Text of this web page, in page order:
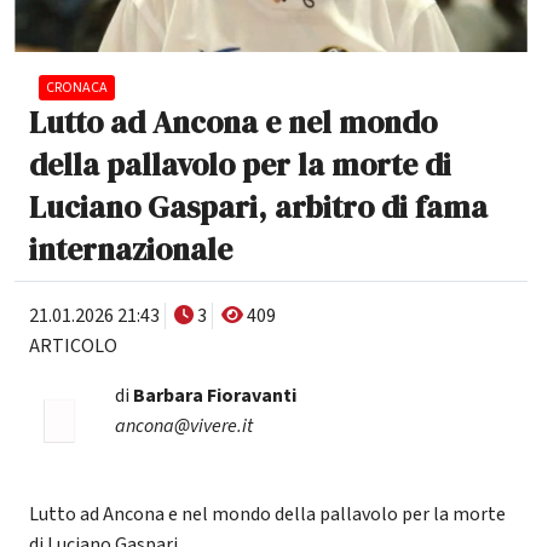
CRONACA
Lutto ad Ancona e nel mondo
della pallavolo per la morte di
Luciano Gaspari, arbitro di fama
internazionale
21.01.2026 21:43 3
409
ARTICOLO
di Barbara Fioravanti
ancona@vivere.it
Lutto ad Ancona e nel mondo della pallavolo per la morte